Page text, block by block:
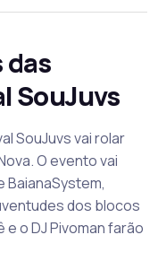
SouJuvs
SouJuvs vai rolar
O evento vai
BaianaSystem,
dos blocos
e o DJ Pivoman farão